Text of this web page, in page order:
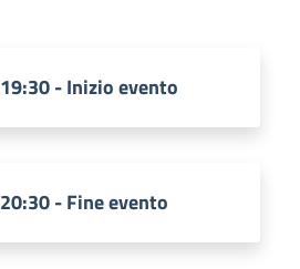
19:30 - Inizio evento
20:30 - Fine evento